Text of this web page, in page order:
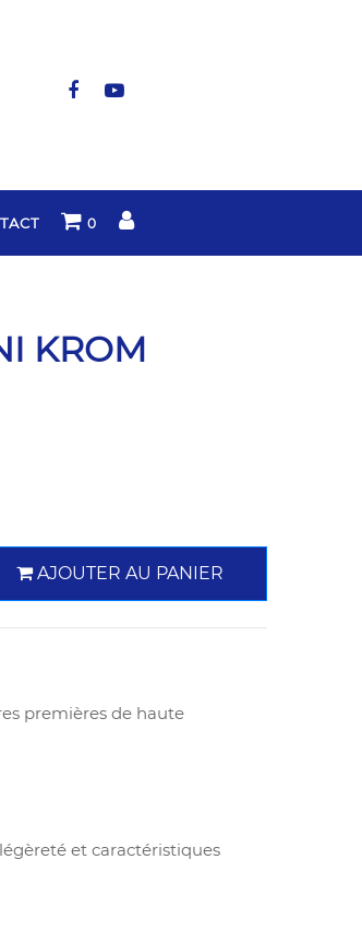
0
KROM
AJOUTER AU PANIER
premières de haute
et caractéristiques